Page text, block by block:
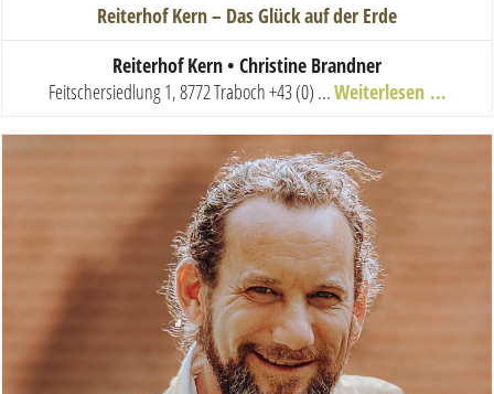
Reiterhof Kern – Das Glück auf der Erde
Reiterhof Kern • Christine Brandner
Feitschersiedlung 1, 8772 Traboch+43 (0) ...Weiterlesen …